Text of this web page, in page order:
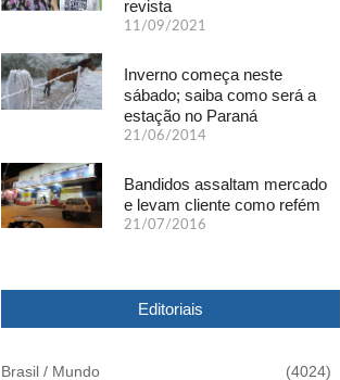
revista
11/09/2021
Inverno começa neste
sábado; saiba como será a
estação no Paraná
21/06/2014
Bandidos assaltam mercado
e levam cliente como refém
21/07/2016
Editoriais
Brasil / Mundo (4024)